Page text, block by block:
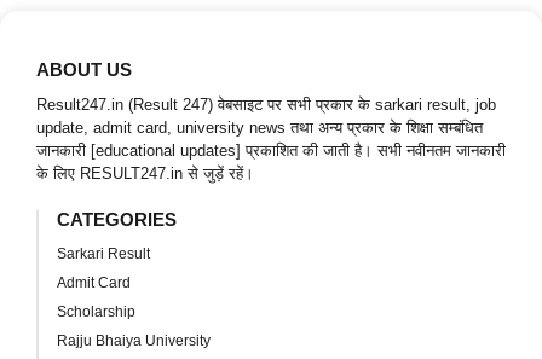
ABOUT US
Result247.in (Result 247) वेबसाइट पर सभी प्रकार के sarkari result, job
update, admit card, university news तथा अन्य प्रकार के शिक्षा सम्बंधित
जानकारी [educational updates] प्रकाशित की जाती है। सभी नवीनतम जानकारी
के लिए RESULT247.in से जुड़ें रहें।
CATEGORIES
Sarkari Result
Admit Card
Scholarship
Rajju Bhaiya University